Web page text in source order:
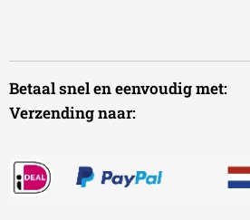
Betaal snel en
Verzending naar: